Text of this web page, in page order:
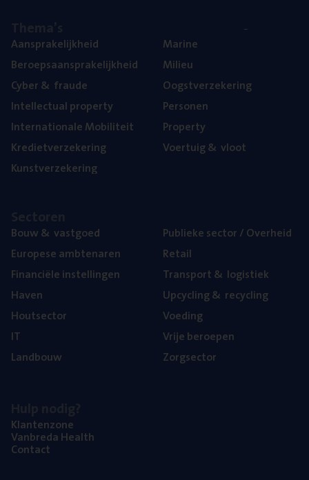
Aan­spra­ke­lijk­heid
Beroeps­aan­spra­ke­lijk­heid
Cyber& fraude
Intel­lec­tu­al property
Inter­na­ti­o­na­le Mobiliteit
Kre­diet­ver­ze­ke­ring
Kunst­ver­ze­ke­ring
Mari­ne
Mili­eu
Oogst­ver­ze­ke­ring
Per­so­nen
Pro­per­ty
Voer­tuig& vloot
Bouw& vastgoed
Euro­pe­se ambtenaren
Finan­ci­ë­le instellingen
Haven
Hout­sec­tor
IT
Land­bouw
Publie­ke sec­tor / Overheid
Retail
Trans­port& logistiek
Upcy­cling& recycling
Voe­ding
Vrije beroe­pen
Zorg­sec­tor
Klan­ten­zo­ne
Van­b­re­da Health
Con­tact